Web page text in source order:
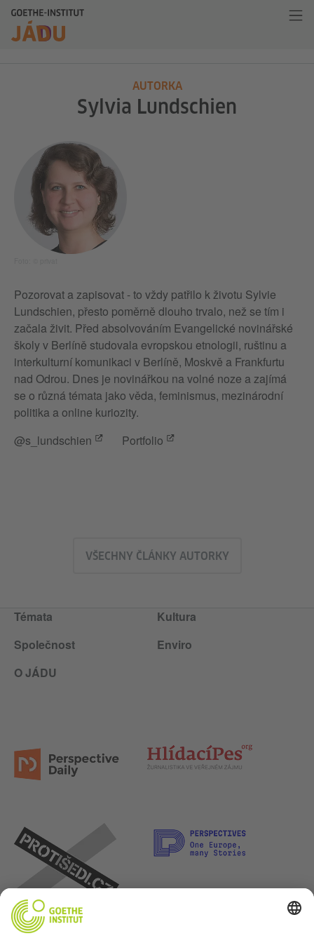
AUTORKA
Sylvia Lundschien
Pozorovat a zapisovat - to vždy patřilo k životu Sylvie
Lundschien, přesto poměrně dlouho trvalo, než se tím i
začala živit. Před absolvováním Evangelické novinářské
školy v Berlíně studovala evropskou etnologii, ruštinu a
interkulturní komunikaci v Berlíně, Moskvě a Frankfurtu
nad Odrou. Dnes je novinářkou na volné noze a zajímá
se o různá témata jako věda, feminismus, mezinárodní
politika a online kuriozity.
@s_lundschien
Portfolio
VŠECHNY ČLÁNKY AUTORKY
Témata
Kultura
Společnost
Enviro
O JÁDU
Pojďme se kamarádit. Sledovat nás můžeš na: